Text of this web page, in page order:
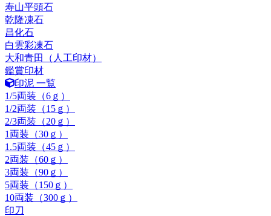
寿山平頭石
乾隆凍石
昌化石
白雲彩凍石
大和青田（人工印材）
鑑賞印材
印泥 一覧
1/5両装（6ｇ）
1/2両装（15ｇ）
2/3両装（20ｇ）
1両装（30ｇ）
1.5両装（45ｇ）
2両装（60ｇ）
3両装（90ｇ）
5両装（150ｇ）
10両装（300ｇ）
印刀